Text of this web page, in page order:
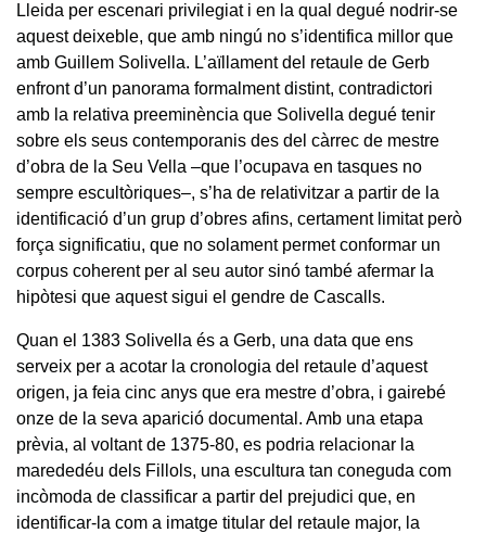
Lleida per escenari privilegiat i en la qual degué nodrir-se
aquest deixeble, que amb ningú no s’identifica millor que
amb Guillem Solivella. L’aïllament del retaule de Gerb
enfront d’un panorama formalment distint, contradictori
amb la relativa preeminència que Solivella degué tenir
sobre els seus contemporanis des del càrrec de mestre
d’obra de la Seu Vella –que l’ocupava en tasques no
sempre escultòriques–, s’ha de relativitzar a partir de la
identificació d’un grup d’obres afins, certament limitat però
força significatiu, que no solament permet conformar un
corpus coherent per al seu autor sinó també afermar la
hipòtesi que aquest sigui el gendre de Cascalls.
Quan el 1383 Solivella és a Gerb, una data que ens
serveix per a acotar la cronologia del retaule d’aquest
origen, ja feia cinc anys que era mestre d’obra, i gairebé
onze de la seva aparició documental. Amb una etapa
prèvia, al voltant de 1375-80, es podria relacionar la
marededéu dels Fillols, una escultura tan coneguda com
incòmoda de classificar a partir del prejudici que, en
identificar-la com a imatge titular del retaule major, la